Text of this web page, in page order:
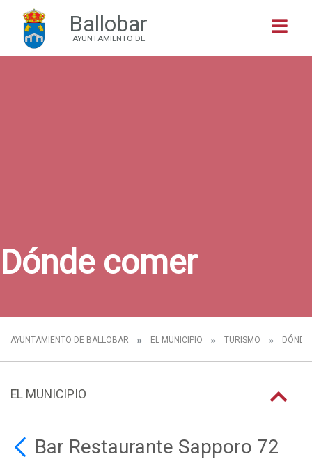
Ballobar
AYUNTAMIENTO DE
Dónde comer
AYUNTAMIENTO DE BALLOBAR EL MUNICIPIO TURISMO
EL MUNICIPIO
Bar Restaurante Sapporo 72